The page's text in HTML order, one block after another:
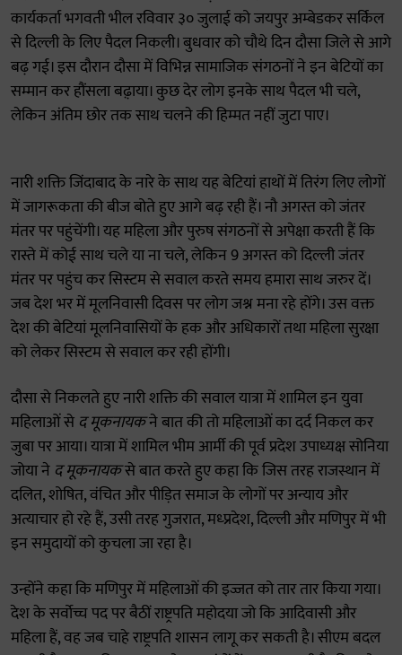
कार्यकर्ता भगवती भील रविवार ३० जुलाई को जयपुर अम्बेडकर सर्किल
से दिल्ली के लिए पैदल निकली। बुधवार को चौथे दिन दौसा जिले से आगे
बढ़ गई। इस दौरान दौसा में विभिन्न सामाजिक संगठनों ने इन बेटियों का
सम्मान कर हौंसला बढ़़ाया। कुछ देर लोग इनके साथ पैदल भी चले,
लेकिन अंतिम छोर तक साथ चलने की हिम्मत नहीं जुटा पाए।
नारी शक्ति जिंदाबाद के नारे के साथ यह बेटियां हाथों में तिरंग लिए लोगों
में जागरूकता की बीज बोते हुए आगे बढ़ रही हैं। नौ अगस्त को जंतर
मंतर पर पहुंचेंगी। यह महिला और पुरुष संगठनों से अपेक्षा करती हैं कि
रास्ते में कोई साथ चले या ना चले, लेकिन 9 अगस्त को दिल्ली जंतर
मंतर पर पहुंच कर सिस्टम से सवाल करते समय हमारा साथ जरुर दें।
जब देश भर में मूलनिवासी दिवस पर लोग जश्न मना रहे होंगे। उस वक्त
देश की बेटियां मूलनिवासियों के हक और अधिकारों तथा महिला सुरक्षा
को लेकर सिस्टम से सवाल कर रही होंगी।
दौसा से निकलते हुए नारी शक्ति की सवाल यात्रा में शामिल इन युवा
महिलाओं से द मूकनायकने बात की तो महिलाओं का दर्द निकल कर
जुबा पर आया। यात्रा में शामिल भीम आर्मी की पूर्व प्रदेश उपाध्यक्ष सोनिया
जोया ने द मूकनायकसे बात करते हुए कहा कि जिस तरह राजस्थान में
दलित, शोषित, वंचित और पीड़ित समाज के लोगों पर अन्याय और
अत्याचार हो रहे हैं, उसी तरह गुजरात, मध्प्रदेश, दिल्ली और मणिपुर में भी
इन समुदायों को कुचला जा रहा है।
उन्होंने कहा कि मणिपुर में महिलाओं की इज्जत को तार तार किया गया।
देश के सर्वोच्च पद पर बैठीं राष्ट्रपति महोदया जो कि आदिवासी और
महिला हैं, वह जब चाहे राष्ट्रपति शासन लागू कर सकती है। सीएम बदल